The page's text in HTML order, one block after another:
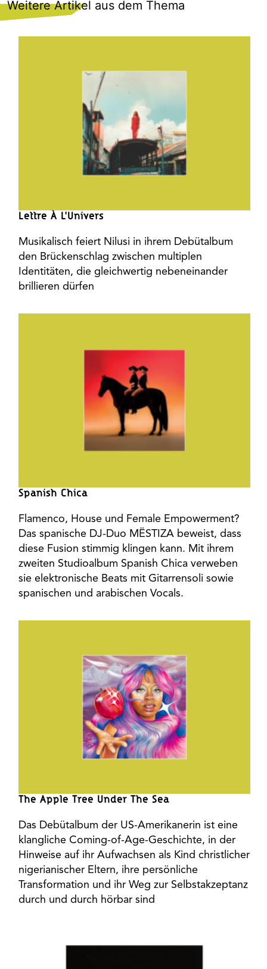
Weitere Artikel aus dem Thema
Lettre À L’Univers
Musikalisch feiert Nilusi in ihrem Debütalbum
den Brückenschlag zwischen multiplen
Identitäten, die gleichwertig nebeneinander
brillieren dürfen
Spanish Chica
Flamenco, House und Female Empowerment?
Das spanische DJ-Duo MËSTIZA beweist, dass
diese Fusion stimmig klingen kann. Mit ihrem
zweiten Studioalbum Spanish Chica verweben
sie elektronische Beats mit Gitarrensoli sowie
spanischen und arabischen Vocals.
The Apple Tree Under The Sea
Das Debütalbum der US-Amerikanerin ist eine
klangliche Coming-of-Age-Geschichte, in der
Hinweise auf ihr Aufwachsen als Kind christlicher
nigerianischer Eltern, ihre persönliche
Transformation und ihr Weg zur Selbstakzeptanz
durch und durch hörbar sind